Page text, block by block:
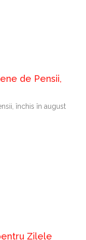
de Pensii,
închis în august
Zilele